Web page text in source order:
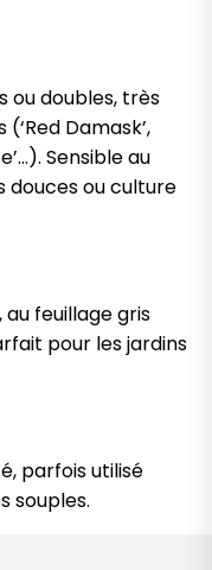
ou doubles, très
Damask’,
Sensible au
douces ou culture
au feuillage gris
pour les jardins
parfois utilisé
souples.